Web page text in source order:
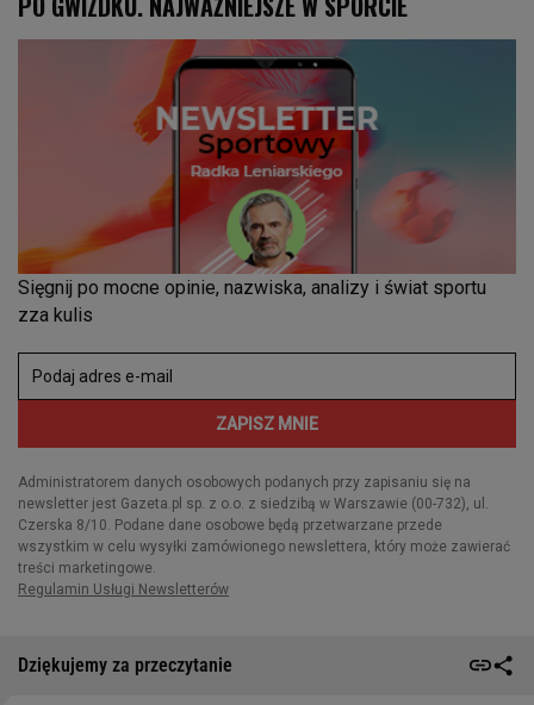
Dziękujemy za przeczytanie